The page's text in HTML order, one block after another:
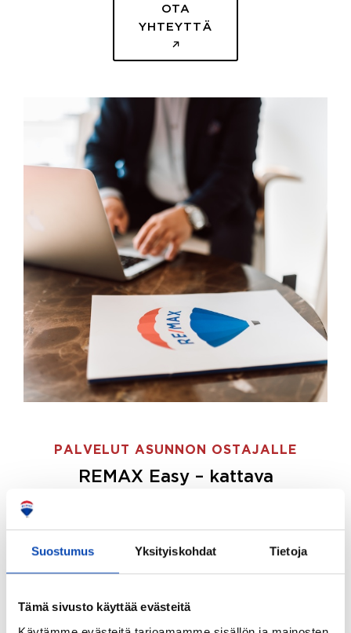
Suostumus Yksityiskohdat Tietoja
Tämä sivusto käyttää evästeitä
OTA
YHTEYTTÄ
PALVELUT ASUNNON OSTAJALLE
REMAX Easy – kattava
ostajille.
Tee ostotoimeksianto ja etsimme juuri